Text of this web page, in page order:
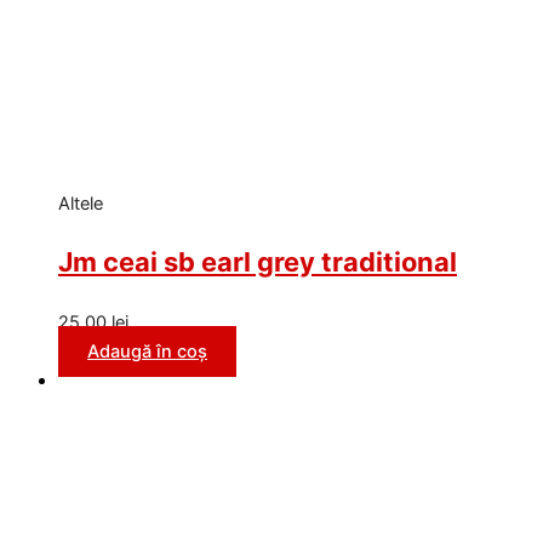
Altele
Jm ceai sb earl grey traditional
25,00lei
Adaugă în coș